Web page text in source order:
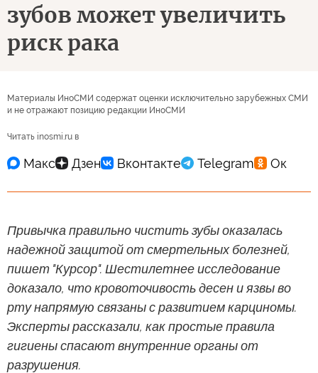
зубов может увеличить
риск рака
Материалы ИноСМИ содержат оценки исключительно зарубежных СМИ
и не отражают позицию редакции ИноСМИ
Читать inosmi.ru в
Привычка правильно чистить зубы оказалась
надежной защитой от смертельных болезней,
пишет "Курсор". Шестилетнее исследование
доказало, что кровоточивость десен и язвы во
рту напрямую связаны с развитием карциномы.
Эксперты рассказали, как простые правила
гигиены спасают внутренние органы от
разрушения.